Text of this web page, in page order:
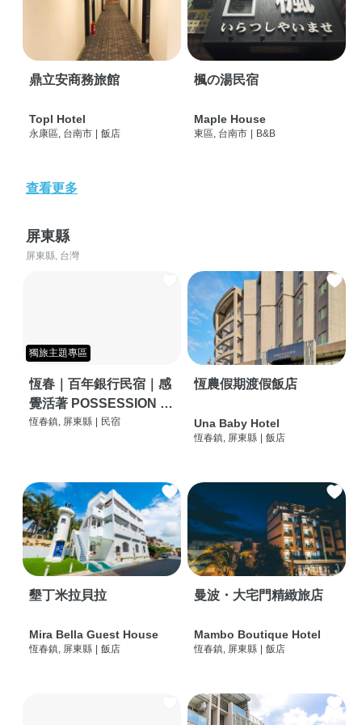
鼎立安商務旅館
Topl Hotel
永康區, 台南市 | 飯店
楓の湯民宿
Maple House
東區, 台南市 | B&B
查看更多
屏東縣
屏東縣, 台灣
獨旅主題專區
恆春｜百年銀行民宿｜感
覺活著 POSSESSION |
背包客棧 | 恆春必住特色
恆春鎮, 屏東縣 民宿
恆農假期渡假飯店
Una Baby Hotel
恆春鎮, 屏東縣 飯店
墾丁米拉貝拉
Mira Bella Guest House
恆春鎮, 屏東縣 飯店
曼波・大宅門精緻旅店
Mambo Boutique Hotel
恆春鎮, 屏東縣 飯店